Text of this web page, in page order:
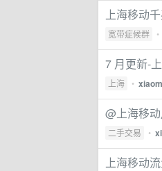
上海移动
宽带症候群 •
7 月更新-
上海 •
@上海移
二手交易 •
上海移动